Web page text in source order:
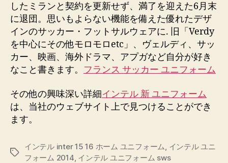
したミランと契約を更新せず、満了を迎えた6月末
に退団。思いもよらない機能を備えた優れたデザ
インのサッカー・フットサルウェアに. 旧「Verdy
を中心にその他モロモロetc」、ヴェルディ、サッ
カー、映画、海外ドラマ、アプガなど自分が好き
なこと書きます。 フランス サッカー ユニフォーム
その他の興味深い詳細インテル 新 ユニフォーム
は、当社のウェブサイト上で見つけることができ
ます。
Etiquetas
インテル inter 15 16 ホーム ユニフォーム インテル ユニ
フォーム 2014 インテル ユニフォーム sws